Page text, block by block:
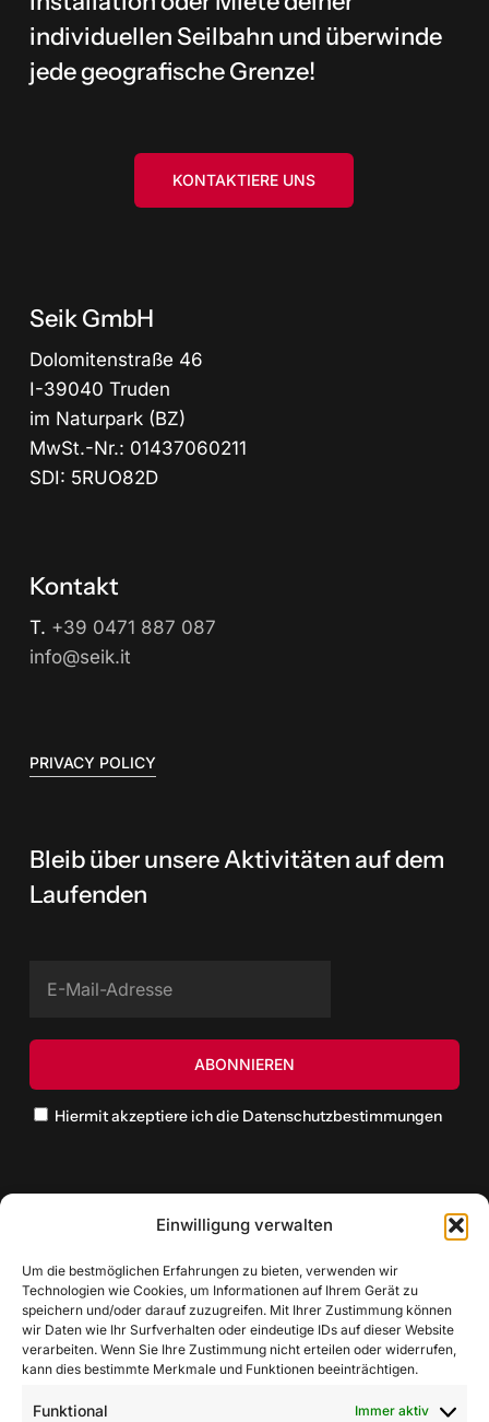
Einwilligung verwalten
Um die bestmöglichen Erfahrungen zu bieten, verwenden wir
Technologien wie Cookies, um Informationen auf Ihrem Gerät zu
speichern und/oder darauf zuzugreifen. Mit Ihrer Zustimmung können
wir Daten wie Ihr Surfverhalten oder eindeutige IDs auf dieser Website
verarbeiten. Wenn Sie Ihre Zustimmung nicht erteilen oder widerrufen,
kann dies bestimmte Merkmale und Funktionen beeinträchtigen.
Funktional Immer aktiv
individuellen Seilbahn und überwinde
jede geografische Grenze!
KONTAKTIERE UNS
Seik GmbH
Dolomitenstraße 46
I-39040 Truden
im Naturpark (BZ)
MwSt.-Nr.: 01437060211
SDI: 5RUO82D
Kontakt
T. +39 0471 887 087
info@seik.it
PRIVACY POLICY
Bleib über unsere Aktivitäten auf dem
Laufenden
Hiermit akzeptiere ich die Datenschutzbestimmungen